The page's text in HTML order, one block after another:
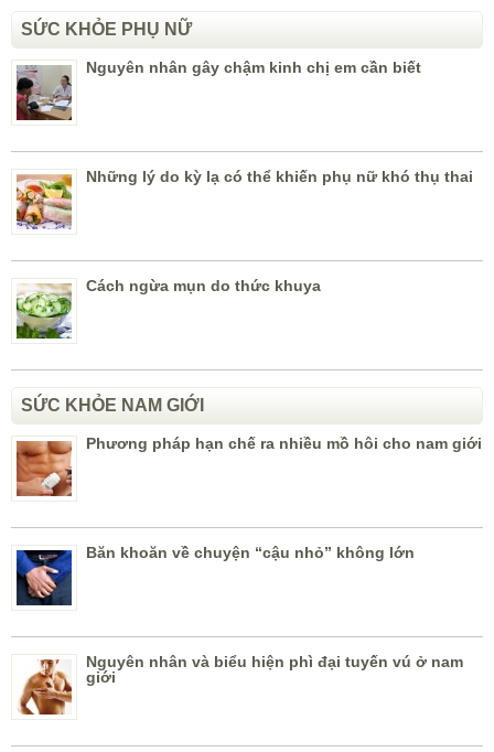
SỨC KHỎE PHỤ NỮ
Nguyên nhân gây chậm kinh chị em cần biết
Những lý do kỳ lạ có thể khiến phụ nữ khó thụ thai
Cách ngừa mụn do thức khuya
SỨC KHỎE NAM GIỚI
Phương pháp hạn chế ra nhiều mồ hôi cho nam giới
Băn khoăn về chuyện “cậu nhỏ” không lớn
Nguyên nhân và biểu hiện phì đại tuyến vú ở nam
giới